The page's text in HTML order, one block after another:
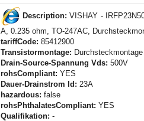
Description: VISHAY -
A, 0.235 ohm, TO-247AC,
tariffCode: 85412900
Transistormontage: Durchsteckmontage
Drain-Source-Spannung Vds: 500V
rohsCompliant: YES
Dauer-Drainstrom Id: 23A
hazardous: false
rohsPhthalatesCompliant: YES
Qualifikation: -